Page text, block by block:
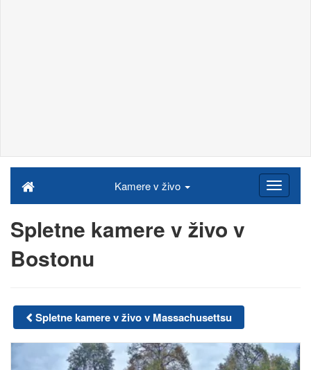
Kamere v živo
Spletne kamere v živo v
Bostonu
Spletne kamere v živo v Massachusettsu